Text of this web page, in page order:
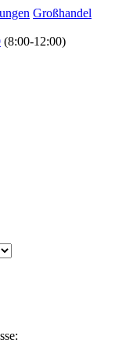
Großhandel
(8:00-12:00)